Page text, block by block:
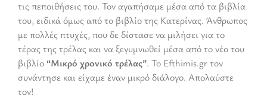
τις πεποιθήσεις του. Τον αγαπήσαμε μέσα από τα βιβλία
του, ειδικά όμως από το βιβλίο της Κατερίνας. Άνθρωπος
με πολλές πτυχές, που δε δίστασε να μιλήσει για το
τέρας της τρέλας και να ξεγυμνωθεί μέσα από το νέο του
βιβλίο “Μικρό χρονικό τρέλας”. Το Efthimis.gr τον
συνάντησε και είχαμε έναν μικρό διάλογο. Απολαύστε
τον!